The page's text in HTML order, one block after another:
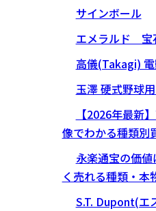
サインボール
エメラルド 宝
高儀(Takagi)
玉澤 硬式野球
【2026年最新
像でわかる種類別
永楽通宝の価
く売れる種類・本
S.T. Dupont(エ